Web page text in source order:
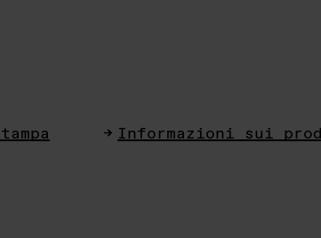
Informazioni sui